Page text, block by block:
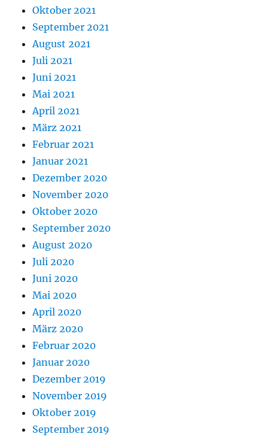
Oktober 2021
September 2021
August 2021
Juli 2021
Juni 2021
Mai 2021
April 2021
März 2021
Februar 2021
Januar 2021
Dezember 2020
November 2020
Oktober 2020
September 2020
August 2020
Juli 2020
Juni 2020
Mai 2020
April 2020
März 2020
Februar 2020
Januar 2020
Dezember 2019
November 2019
Oktober 2019
September 2019